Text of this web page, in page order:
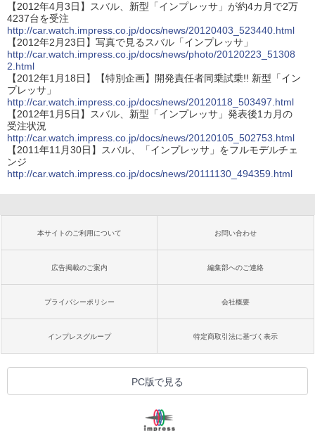
【2012年4月3日】スバル、新型「インプレッサ」が約4カ月で2万
4237台を受注
http://car.watch.impress.co.jp/docs/news/20120403_523440.html
【2012年2月23日】写真で見るスバル「インプレッサ」
http://car.watch.impress.co.jp/docs/news/photo/20120223_51308
2.html
【2012年1月18日】【特別企画】開発責任者同乗試乗!! 新型「イン
プレッサ」
http://car.watch.impress.co.jp/docs/news/20120118_503497.html
【2012年1月5日】スバル、新型「インプレッサ」発表後1カ月の
受注状況
http://car.watch.impress.co.jp/docs/news/20120105_502753.html
【2011年11月30日】スバル、「インプレッサ」をフルモデルチェ
ンジ
http://car.watch.impress.co.jp/docs/news/20111130_494359.html
本サイトのご利用について お問い合わせ
広告掲載のご案内 編集部へのご連絡
プライバシーポリシー 会社概要
インプレスグループ 特定商取引法に基づく表示
PC版で見る